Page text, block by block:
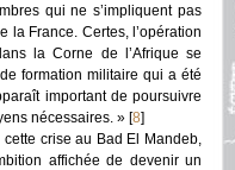
qui ne s’impliquent pas
la France. Certes, l’opération
la Corne de l’Afrique se
formation militaire qui a été
important de poursuivre
nécessaires. » [8]
crise au Bad El Mandeb,
affichée de devenir un